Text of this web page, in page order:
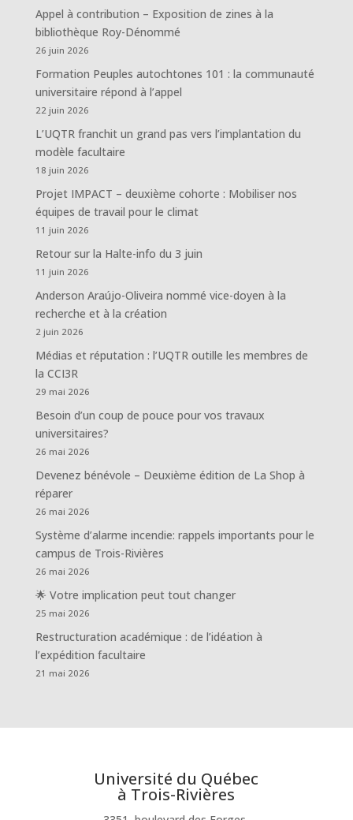
Appel à contribution – Exposition de zines à la
bibliothèque Roy-Dénommé
26 juin 2026
Formation Peuples autochtones 101 : la communauté
universitaire répond à l’appel
22 juin 2026
L’UQTR franchit un grand pas vers l’implantation du
modèle facultaire
18 juin 2026
Projet IMPACT – deuxième cohorte : Mobiliser nos
équipes de travail pour le climat
11 juin 2026
Retour sur la Halte-info du 3 juin
11 juin 2026
Anderson Araújo-Oliveira nommé vice-doyen à la
recherche et à la création
2 juin 2026
Médias et réputation : l’UQTR outille les membres de
la CCI3R
29 mai 2026
Besoin d’un coup de pouce pour vos travaux
universitaires?
26 mai 2026
Devenez bénévole – Deuxième édition de La Shop à
réparer
26 mai 2026
Système d’alarme incendie: rappels importants pour le
campus de Trois-Rivières
26 mai 2026
🌟 Votre implication peut tout changer
25 mai 2026
Restructuration académique : de l’idéation à
l’expédition facultaire
21 mai 2026
Université du Québec
à Trois-Rivières